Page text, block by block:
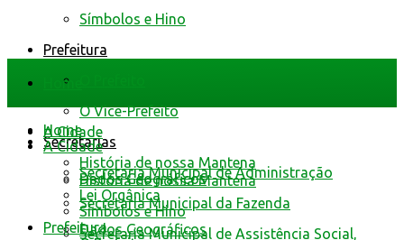
Símbolos e Hino
Prefeitura
O Vice-Prefeito
Secretarias
Secretaria Municipal de Administração
Secretaria Municipal da Fazenda
Secretaria Municipal de Assistência Social,
Home
A Cidade
História de nossa Mantena
Dados Geográficos
Home
A Cidade
História de nossa Mantena
Dados Geográficos
Lei Orgânica
Símbolos e Hino
Prefeitura